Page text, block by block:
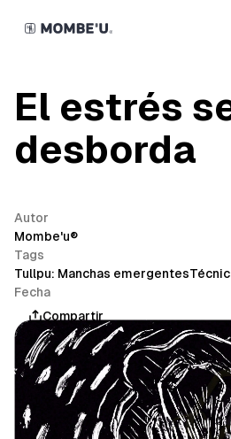
El estrés
desborda
Autor
Mombe'u®
Tags
Tullpu: Manchas emergentes
Fecha
mayo 7, 2026
Compartir